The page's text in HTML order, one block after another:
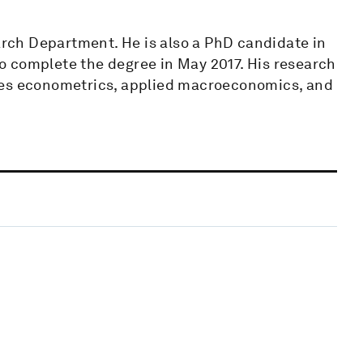
Department. He is also a PhD candidate in
the degree in May 2017. His research
econometrics, applied macroeconomics, and